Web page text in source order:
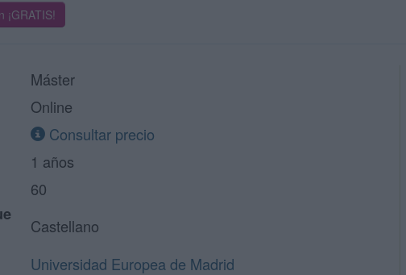
¡GRATIS!
Máster
Online
Consultar precio
1 años
60
Castellano
Universidad Europea de Madrid